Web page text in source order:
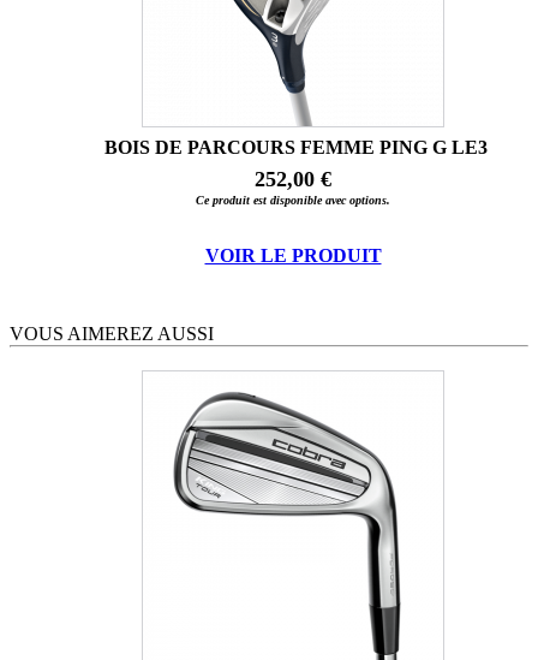
BOIS DE PARCOURS FEMME PING G LE3
252,00 €
Ce produit est disponible avec options.
VOIR LE PRODUIT
VOUS AIMEREZ AUSSI